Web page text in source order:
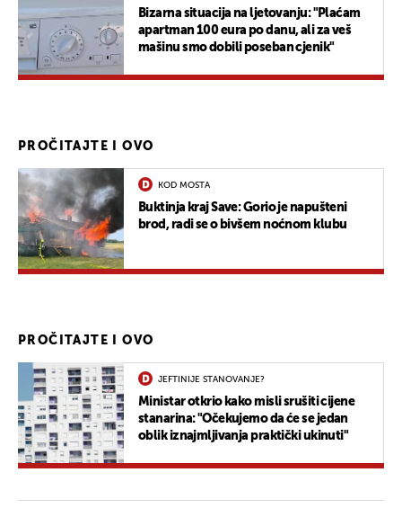
Bizarna situacija na ljetovanju: "Plaćam
apartman 100 eura po danu, ali za veš
mašinu smo dobili poseban cjenik"
PROČITAJTE I OVO
KOD MOSTA
Buktinja kraj Save: Gorio je napušteni
brod, radi se o bivšem noćnom klubu
PROČITAJTE I OVO
JEFTINIJE STANOVANJE?
Ministar otkrio kako misli srušiti cijene
stanarina: "Očekujemo da će se jedan
oblik iznajmljivanja praktički ukinuti"